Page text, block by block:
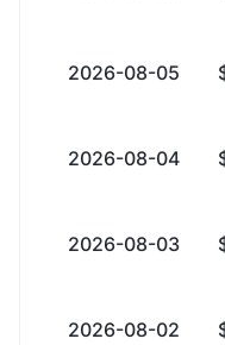
2026-08-05
2026-08-04
2026-08-03
2026-08-02